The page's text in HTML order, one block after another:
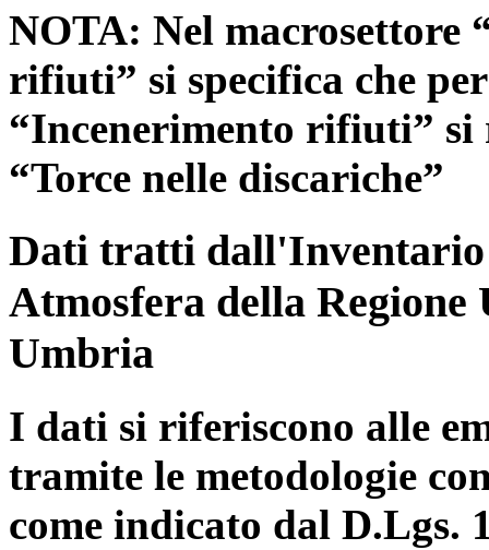
NOTA: Nel macrosettore
rifiuti” si specifica che
“Incenerimento rifiuti”
“Torce nelle discariche”
Dati tratti dall'Inventario
Atmosfera della
Umbria
I dati si riferiscono alle
tramite le metodologie
come indicato dal D.Lgs.